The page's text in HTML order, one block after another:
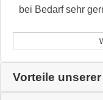
bei Bedarf sehr
Vorteile